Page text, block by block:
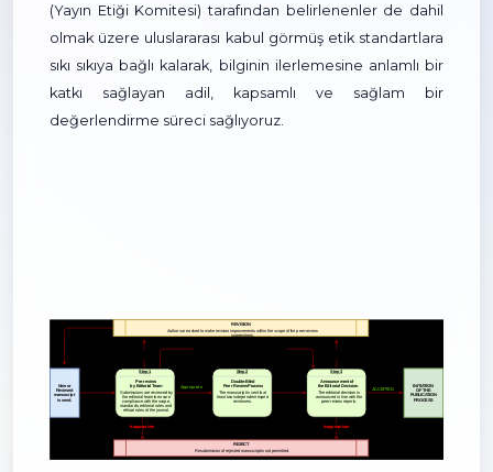
(Yayın Etiği Komitesi) tarafından belirlenenler de dahil
olmak üzere uluslararası kabul görmüş etik standartlara
sıkı sıkıya bağlı kalarak, bilginin ilerlemesine anlamlı bir
katkı sağlayan adil, kapsamlı ve sağlam bir
değerlendirme süreci sağlıyoruz.